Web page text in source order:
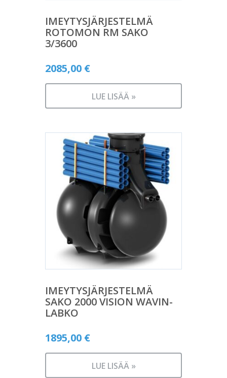
IMEYTYSJÄRJESTELMÄ
ROTOMON RM SAKO
3/3600
2085,00 €
LUE LISÄÄ »
IMEYTYSJÄRJESTELMÄ
SAKO 2000 VISION WAVIN-
LABKO
1895,00 €
LUE LISÄÄ »